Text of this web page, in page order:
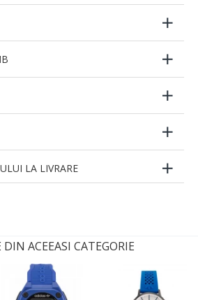
LA LIVRARE
DIN ACEEASI CATEGORIE